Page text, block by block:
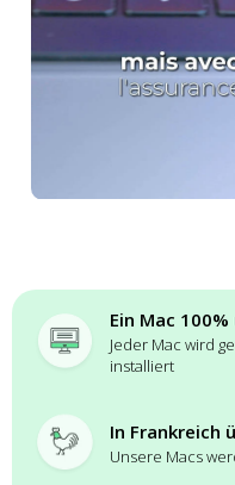
Ein Mac
Jeder Mac wird
installiert
In Frankreich
Unsere Macs